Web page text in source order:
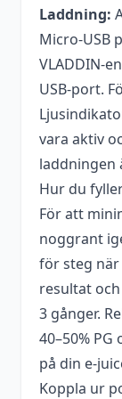
Laddning:
Micro-USB
VLADDIN-
USB-port.
vara aktiv
laddningen
Hur du
För att
noggrant
för steg när
resultat
3 gånger.
40–50% PG
på din e-
Koppla ur